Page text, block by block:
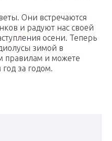
Они встречаются
и радуют нас своей
осени. Теперь
зимой в
правилам и можете
за годом.